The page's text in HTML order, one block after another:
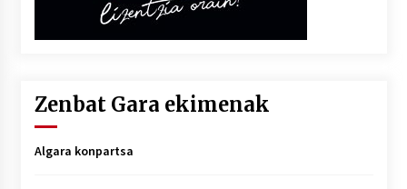
Zenbat Gara ekimenak
Algara konpartsa